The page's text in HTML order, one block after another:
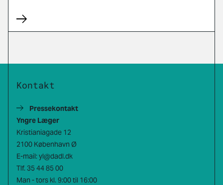
der ligger foran.
Kontakt
Pressekontakt
Yngre Læger
Kristianiagade 12
2100 København Ø
E-mail: yl@dadl.dk
Tlf. 35 44 85 00
Man - tors kl. 9:00 til 16:00